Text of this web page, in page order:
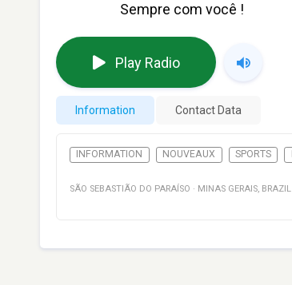
Sempre com você !
Play Radio
Information Contact Data
INFORMATION NOUVEAUX SPORTS
SÃO SEBASTIÃO DO PARAÍSO · MINAS GERAIS, BRAZIL